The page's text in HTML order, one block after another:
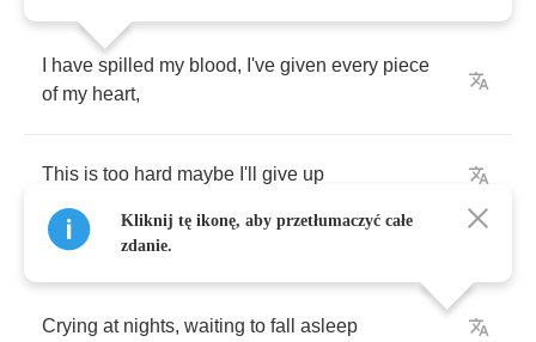
have spilled my blood, I've given every piece
of my heart,
This is too hard maybe I'll give up
Crying at nights, waiting to fall asleep
Kliknij tę ikonę, aby przetłumaczyć całe
zdanie.